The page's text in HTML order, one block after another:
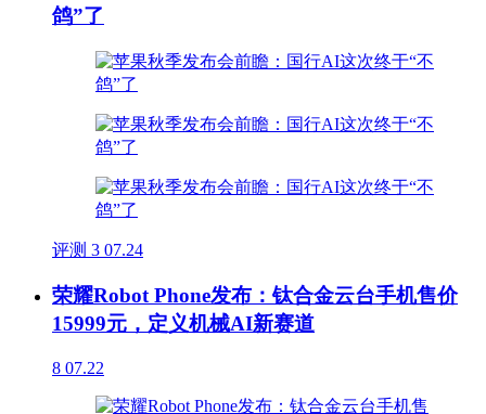
鸽”了
评测 3 07.24
荣耀Robot Phone发布：钛合金云台手机售价
15999元，定义机械AI新赛道
8 07.22